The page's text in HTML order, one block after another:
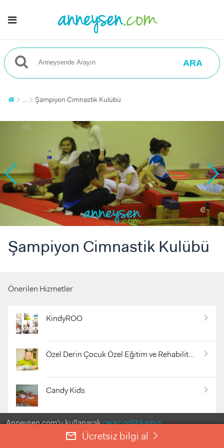
ARA
... Şampiyon Cimnastik Kulübü
Şampiyon Cimnastik Kulübü
Önerilen Hizmetler
KindyROO
Özel Derin Çocuk Özel Eğitim ve Rehabilitasyon Merkezi
Candy Kids
Çevre Pastaneleri 4. Levent
Anneysen.com'u kullanarakçerez politikamızı
kabul etmiş olursunuz.
mail_outline Ücretsiz bilgi al right